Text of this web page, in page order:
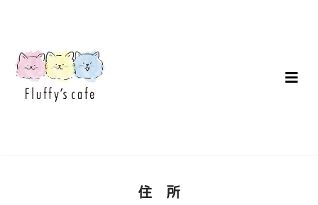
住 所